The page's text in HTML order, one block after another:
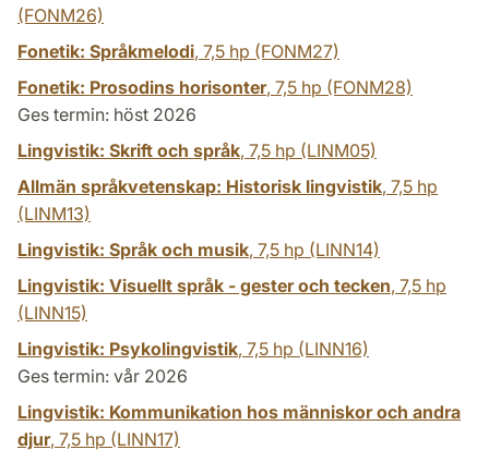
(FONM26)
Fonetik: Språkmelodi, 7,5 hp (FONM27)
Fonetik: Prosodins horisonter, 7,5 hp (FONM28)
Ges termin: höst 2026
Lingvistik: Skrift och språk, 7,5 hp (LINM05)
Allmän språkvetenskap: Historisk lingvistik, 7,5 hp
(LINM13)
Lingvistik: Språk och musik, 7,5 hp (LINN14)
Lingvistik: Visuellt språk - gester och tecken, 7,5 hp
(LINN15)
Lingvistik: Psykolingvistik, 7,5 hp (LINN16)
Ges termin: vår 2026
Lingvistik: Kommunikation hos människor och andra
djur, 7,5 hp (LINN17)